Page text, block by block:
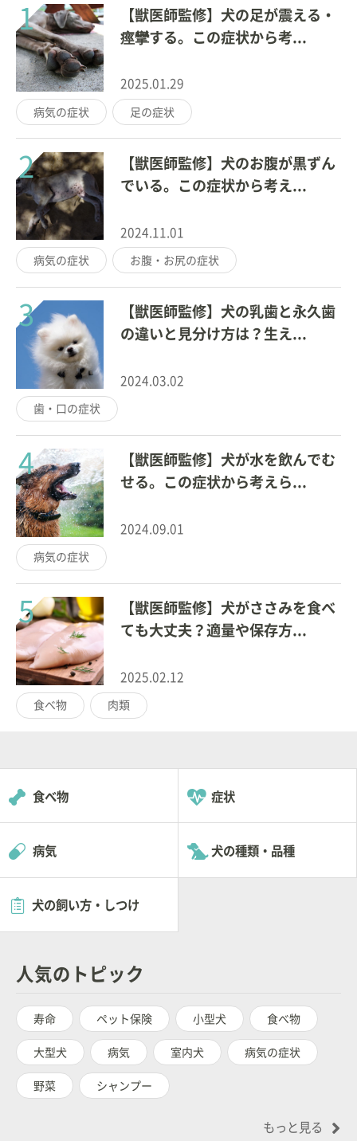
1
【獣医師監修】犬の足が震える・
痙攣する。この症状から考...
2025.01.29
病気の症状 足の症状
2
【獣医師監修】犬のお腹が黒ずん
でいる。この症状から考え...
2024.11.01
病気の症状 お腹・お尻の症状
3
【獣医師監修】犬の乳歯と永久歯
の違いと見分け方は？生え...
2024.03.02
歯・口の症状
4
【獣医師監修】犬が水を飲んでむ
せる。この症状から考えら...
2024.09.01
病気の症状
5
【獣医師監修】犬がささみを食べ
ても大丈夫？適量や保存方...
2025.02.12
食べ物 肉類
食べ物 症状
病気 犬の種類・品種
犬の飼い方・しつけ
人気のトピック
寿命 ペット保険 小型犬 食べ物
大型犬 病気 室内犬 病気の症状
野菜 シャンプー
もっと見る